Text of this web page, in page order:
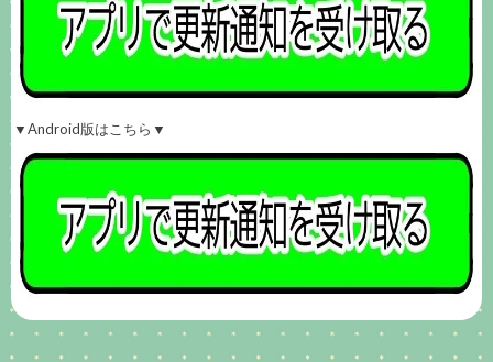
▼Android版はこちら▼
前のお話 TOP 次のお話